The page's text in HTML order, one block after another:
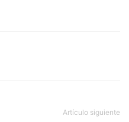
Artículo siguiente